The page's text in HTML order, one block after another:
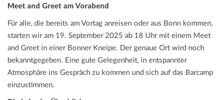
Meet and Greet am Vorabend
Für alle, die bereits am Vortag anreisen oder aus Bonn kommen,
starten wir am 19. September 2025 ab 18 Uhr mit einem Meet
and Greet in einer Bonner Kneipe. Der genaue Ort wird noch
bekanntgegeben. Eine gute Gelegenheit, in entspannter
Atmosphäre ins Gespräch zu kommen und sich auf das Barcamp
einzustimmen.